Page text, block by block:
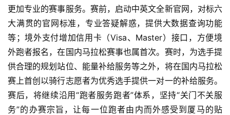
更加专业的赛事服务。赛前，启动中英文全新官网，对标六
大满贯的官网标准，专业答疑解惑，提供大数据查询功能
等；境外支付增加信用卡（Visa、Master）接口，方便境
外跑者报名，在国内马拉松赛事也属首次。赛时，为选手提
供合理的规划站位、能量补给服务等之外，将在国内马拉松
赛上首创以骑行志愿者为优秀选手提供一对一的补给服务。
赛后，将继续沿用“跑者服务跑者”体系，坚持“关门不关服
务”的办赛宗旨，让每一位跑者由内而外感受到厦马的贴